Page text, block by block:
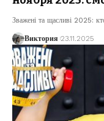
Зважені та щасливі 2025:
Виктория 23.11.2025